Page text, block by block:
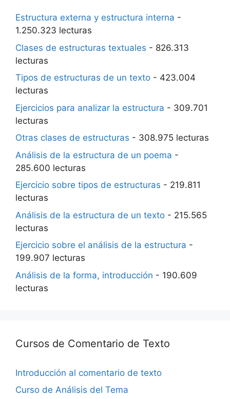
Estructura externa y estructura interna -
1.250.323 lecturas
Clases de estructuras textuales - 826.313
lecturas
Tipos de estructuras de un texto - 423.004
lecturas
Ejercicios para analizar la estructura - 309.701
lecturas
Otras clases de estructuras - 308.975 lecturas
Análisis de la estructura de un poema -
285.600 lecturas
Ejercicio sobre tipos de estructuras - 219.811
lecturas
Análisis de la estructura de un texto - 215.565
lecturas
Ejercicio sobre el análisis de la estructura -
199.907 lecturas
Análisis de la forma, introducción - 190.609
lecturas
Cursos de Comentario de Texto
Introducción al comentario de texto
Curso de Análisis del Tema